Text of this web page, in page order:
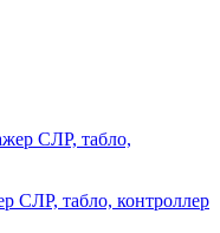
СЛР, табло, контроллер